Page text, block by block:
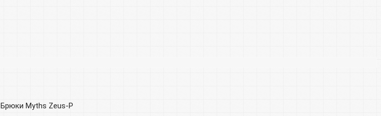
Брюки Myths Zeus-P